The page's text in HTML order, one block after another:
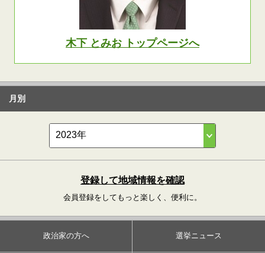
木下 とみお トップページへ
月別
登録して地域情報を確認
会員登録をしてもっと楽しく、便利に。
政治家の方へ 選挙ニュース